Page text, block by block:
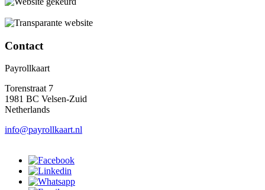
Contact
Payrollkaart
Torenstraat 7
1981 BC Velsen-Zuid
Netherlands
info@payrollkaart.nl